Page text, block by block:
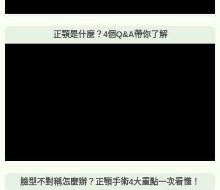
正顎是什麼？4個Q&A帶你了解
臉型不對稱怎麼辦？正顎手術4大重點一次看懂！